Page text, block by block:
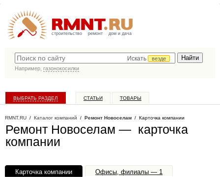
строительство ремонт дом и дача
Искать
везде
Например, газонокосилки
ВЫБРАТЬ РАЗДЕЛ СТАТЬИ ТОВАРЫ
RMNT.RU / Каталог компаний / Ремонт Новоселам / Карточка компании
Ремонт Новоселам — карточка
компании
Карточка компании Офисы, филиалы — 1